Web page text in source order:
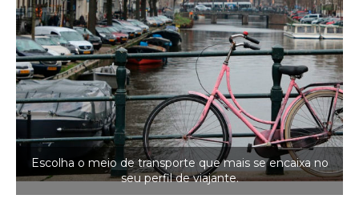
Escolha o meio de transporte que mais se encaixa no
seu perfil de viajante.